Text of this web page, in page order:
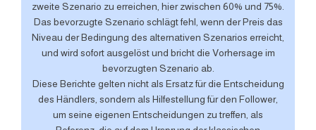
zweite Szenario zu erreichen, hier zwischen 60% und 75%.
Das bevorzugte Szenario schlägt fehl, wenn der Preis das
Niveau der Bedingung des alternativen Szenarios erreicht,
und wird sofort ausgelöst und bricht die Vorhersage im
bevorzugten Szenario ab.
Diese Berichte gelten nicht als Ersatz für die Entscheidung
des Händlers, sondern als Hilfestellung für den Follower,
um seine eigenen Entscheidungen zu treffen, als